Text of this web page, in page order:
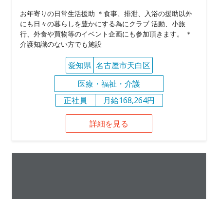
お年寄りの日常生活援助 ＊食事、排泄、入浴の援助以外
にも日々の暮らしを豊かにする為にクラブ 活動、小旅
行、外食や買物等のイベント企画にも参加頂きます。 ＊
介護知識のない方でも施設
愛知県 名古屋市天白区
医療・福祉・介護
正社員
月給168,264円
詳細を見る